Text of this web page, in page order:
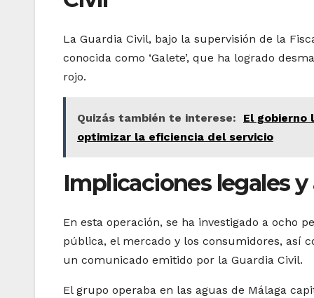
La Guardia Civil, bajo la supervisión de la
conocida como ‘Galete’, que ha logrado
rojo.
Quizás también te interese:
El gobierno
optimizar la eficiencia del servicio
Implicaciones legales
En esta operación, se ha investigado a ocho
pública, el mercado y los consumidores, así
un comunicado emitido por la Guardia Civil.
El grupo operaba en las aguas de Málaga